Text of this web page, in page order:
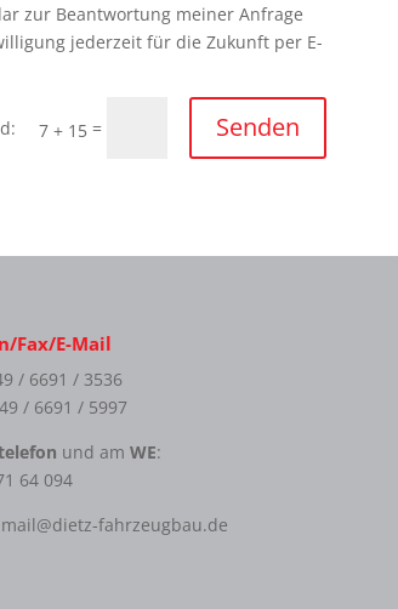
zur Beantwortung meiner Anfrage
jederzeit für die Zukunft per E-
7 + 15 = Senden
Fax/E-Mail
/ 6691 / 3536
/ 6691 / 5997
und am WE:
64 094
mail@dietz-fahrzeugbau.de